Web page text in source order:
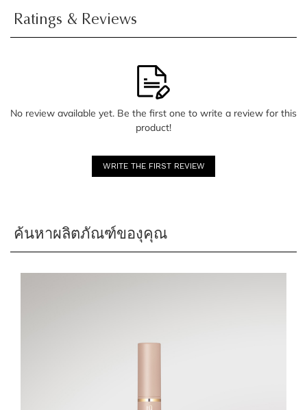
Ratings & Reviews
No review available yet. Be the first one to write a review for this
product!
WRITE THE FIRST REVIEW
ค้นหาผลิตภัณฑ์ของุคุณ